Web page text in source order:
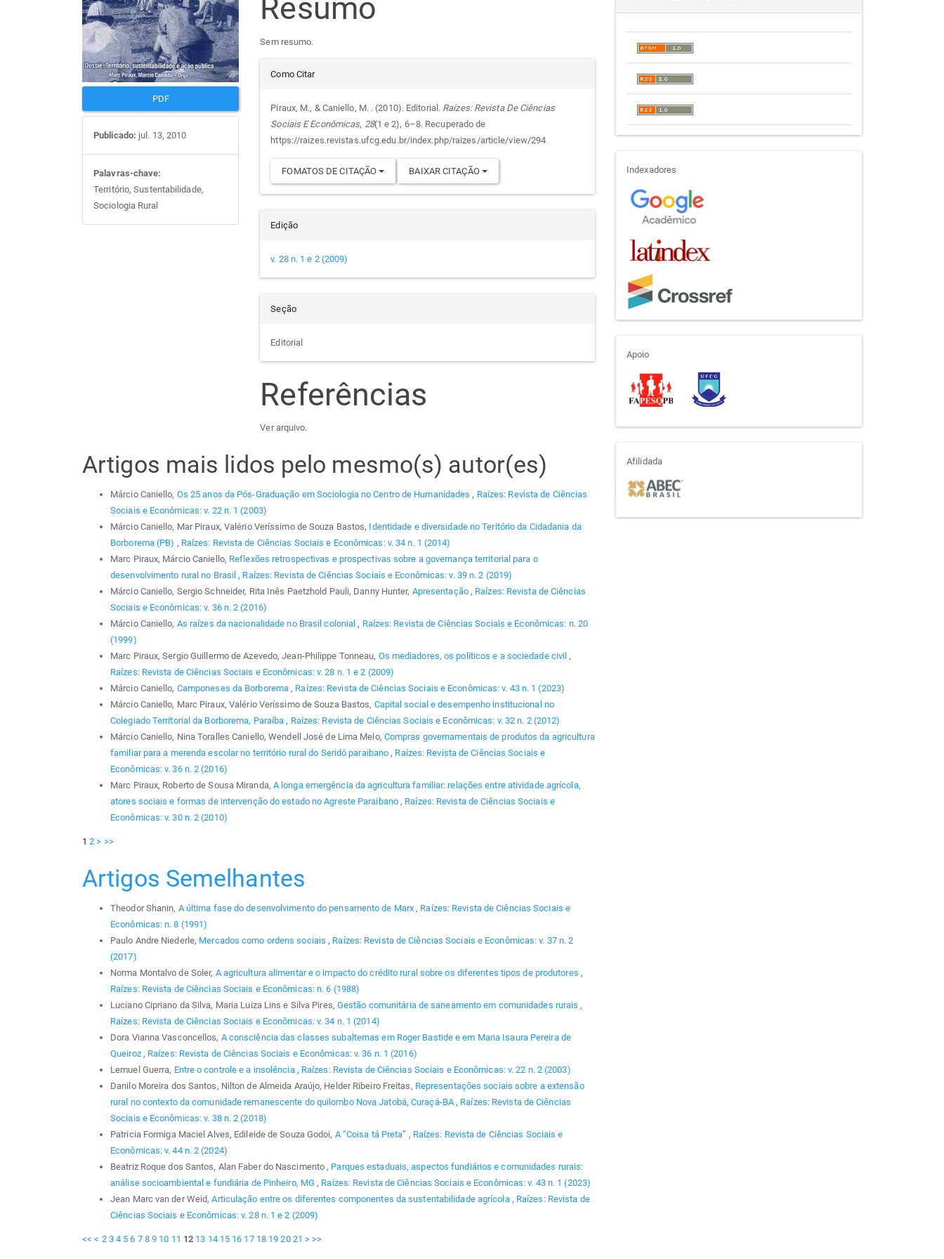
artigos
PDF
Publicado: jul. 13, 2010
Palavras-chave:
Território, Sustentabilidade,
Sociologia Rural
principal
Resumo
Sem resumo.
Detalhes
do
artigo
Como Citar
Piraux, M., & Caniello, M. . (2010). Editorial. Raízes: Revista De Ciências
Sociais E Econômicas, 28(1 e 2), 6–8. Recuperado de
https://raizes.revistas.ufcg.edu.br/index.php/raizes/article/view/294
FOMATOS DE CITAÇÃO BAIXAR CITAÇÃO
Edição
v. 28 n. 1 e 2 (2009)
Seção
Editorial
Referências
Ver arquivo.
Artigos mais lidos pelo mesmo(s) autor(es)
Márcio Caniello, Os 25 anos da Pós-Graduação em Sociologia no Centro de Humanidades , Raízes: Revista de Ciências
Sociais e Econômicas: v. 22 n. 1 (2003)
Márcio Caniello, Mar Piraux, Valério Veríssimo de Souza Bastos, Identidade e diversidade no Teritório da Cidadania da
Borborema (PB) , Raízes: Revista de Ciências Sociais e Econômicas: v. 34 n. 1 (2014)
Marc Piraux, Márcio Caniello, Reflexões retrospectivas e prospectivas sobre a governança territorial para o
desenvolvimento rural no Brasil , Raízes: Revista de Ciências Sociais e Econômicas: v. 39 n. 2 (2019)
Márcio Caniello, Sergio Schneider, Rita Inês Paetzhold Pauli, Danny Hunter, Apresentação , Raízes: Revista de Ciências
Sociais e Econômicas: v. 36 n. 2 (2016)
Márcio Caniello, As raízes da nacionalidade no Brasil colonial , Raízes: Revista de Ciências Sociais e Econômicas: n. 20
(1999)
Marc Piraux, Sergio Guillermo de Azevedo, Jean-Philippe Tonneau, Os mediadores, os políticos e a sociedade civil ,
Raízes: Revista de Ciências Sociais e Econômicas: v. 28 n. 1 e 2 (2009)
Márcio Caniello, Camponeses da Borborema , Raízes: Revista de Ciências Sociais e Econômicas: v. 43 n. 1 (2023)
Márcio Caniello, Marc Piraux, Valério Veríssimo de Souza Bastos, Capital social e desempenho institucional no
Colegiado Territorial da Borborema, Paraíba , Raízes: Revista de Ciências Sociais e Econômicas: v. 32 n. 2 (2012)
Márcio Caniello, Nina Toralles Caniello, Wendell José de Lima Melo, Compras governamentais de produtos da agricultura
familiar para a merenda escolar no território rural do Seridó paraibano , Raízes: Revista de Ciências Sociais e
Econômicas: v. 36 n. 2 (2016)
Marc Piraux, Roberto de Sousa Miranda, A longa emergência da agricultura familiar: relações entre atividade agrícola,
atores sociais e formas de intervenção do estado no Agreste Paraibano , Raízes: Revista de Ciências Sociais e
Econômicas: v. 30 n. 2 (2010)
1 2 > >>
Artigos Semelhantes
Theodor Shanin, A última fase do desenvolvimento do pensamento de Marx , Raízes: Revista de Ciências Sociais e
Econômicas: n. 8 (1991)
Paulo Andre Niederle, Mercados como ordens sociais , Raízes: Revista de Ciências Sociais e Econômicas: v. 37 n. 2
(2017)
Norma Montalvo de Soler, A agricultura alimentar e o impacto do crédito rural sobre os diferentes tipos de produtores ,
Raízes: Revista de Ciências Sociais e Econômicas: n. 6 (1988)
Luciano Cipriano da Silva, Maria Luiza Lins e Silva Pires, Gestão comunitária de saneamento em comunidades rurais ,
Raízes: Revista de Ciências Sociais e Econômicas: v. 34 n. 1 (2014)
Dora Vianna Vasconcellos, A consciência das classes subalternas em Roger Bastide e em Maria Isaura Pereira de
Queiroz , Raízes: Revista de Ciências Sociais e Econômicas: v. 36 n. 1 (2016)
Lemuel Guerra, Entre o controle e a insolência , Raízes: Revista de Ciências Sociais e Econômicas: v. 22 n. 2 (2003)
Danilo Moreira dos Santos, Nilton de Almeida Araújo, Helder Ribeiro Freitas, Representações sociais sobre a extensão
rural no contexto da comunidade remanescente do quilombo Nova Jatobá, Curaçá-BA , Raízes: Revista de Ciências
Sociais e Econômicas: v. 38 n. 2 (2018)
Patricia Formiga Maciel Alves, Edileide de Souza Godoi, A “Coisa tá Preta” , Raízes: Revista de Ciências Sociais e
Econômicas: v. 44 n. 2 (2024)
Beatriz Roque dos Santos, Alan Faber do Nascimento , Parques estaduais, aspectos fundiários e comunidades rurais:
análise socioambiental e fundiária de Pinheiro, MG , Raízes: Revista de Ciências Sociais e Econômicas: v. 43 n. 1 (2023)
Jean Marc van der Weid,Articulação entre os diferentes componentes da sustentabilidade agrícola , Raízes: Revista de
Ciências Sociais e Econômicas: v. 28 n. 1 e 2 (2009)
<< < 2 3 4 5 6 7 8 9 10 11 12 13 14 15 16 17 18 19 20 21 > >>
indexadores
Indexadores
apoio
Apoio
afiliada
Afilidada